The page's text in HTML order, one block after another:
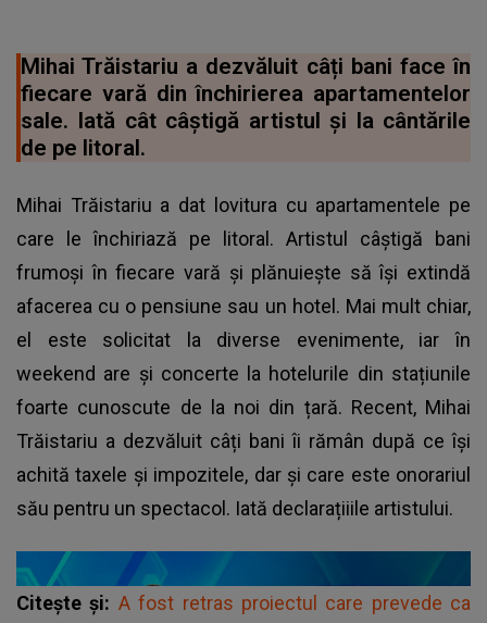
Mihai Trăistariu a dezvăluit câți bani face în
fiecare vară din închirierea apartamentelor
sale. Iată cât câștigă artistul și la cântările
de pe litoral.
Mihai Trăistariu a dat lovitura cu apartamentele pe
care le închiriază pe litoral. Artistul câștigă bani
frumoși în fiecare vară și plănuiește să își extindă
afacerea cu o pensiune sau un hotel. Mai mult chiar,
el este solicitat la diverse evenimente, iar în
weekend are și concerte la hotelurile din stațiunile
foarte cunoscute de la noi din țară. Recent, Mihai
Trăistariu a dezvăluit câți bani îi rămân după ce își
achită taxele și impozitele, dar și care este onorariul
său pentru un spectacol. Iată declarațiiile artistului.
Citește și: A fost retras proiectul care prevede ca